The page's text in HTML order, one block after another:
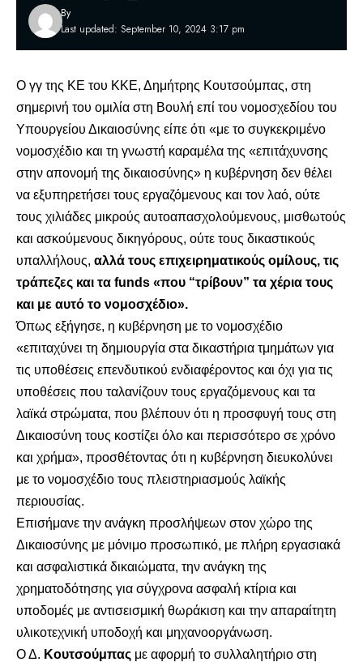
Last updated: September 10, 2024 3:17 pm
By
Ο γγ της ΚΕ του ΚΚΕ, Δημήτρης Κουτσούμπας, στη
σημερινή του ομιλία στη Βουλή επί του νομοσχεδίου του
Υπουργείου Δικαιοσύνης είπε ότι «με το συγκεκριμένο
νομοσχέδιο και τη γνωστή καραμέλα της «επιτάχυνσης
στην απονομή της δικαιοσύνης» η κυβέρνηση δεν θέλει
να εξυπηρετήσει τους εργαζόμενους και τον λαό, ούτε
τους χιλιάδες μικρούς αυτοαπασχολούμενους, μισθωτούς
και ασκούμενους δικηγόρους, ούτε τους δικαστικούς
υπαλλήλους, αλλά τους επιχειρηματικούς ομίλους, τις
τράπεζες και τα funds «που “τρίβουν” τα χέρια τους
και με αυτό το νομοσχέδιο».
Όπως εξήγησε, η κυβέρνηση με το νομοσχέδιο
«επιταχύνει τη δημιουργία στα δικαστήρια τμημάτων για
τις υποθέσεις επενδυτικού ενδιαφέροντος και όχι για τις
υποθέσεις που ταλανίζουν τους εργαζόμενους και τα
λαϊκά στρώματα, που βλέπουν ότι η προσφυγή τους στη
Δικαιοσύνη τους κοστίζει όλο και περισσότερο σε χρόνο
και χρήμα», προσθέτοντας ότι η κυβέρνηση διευκολύνει
με το νομοσχέδιο τους πλειστηριασμούς λαϊκής
περιουσίας.
Επισήμανε την ανάγκη προσλήψεων στον χώρο της
Δικαιοσύνης με μόνιμο προσωπικό, με πλήρη εργασιακά
και ασφαλιστικά δικαιώματα, την ανάγκη της
χρηματοδότησης για σύγχρονα ασφαλή κτίρια και
υποδομές με αντισεισμική θωράκιση και την απαραίτητη
υλικοτεχνική υποδοχή και μηχανοοργάνωση.
Ο Δ. Κουτσούμπας με αφορμή το συλλαλητήριο στη